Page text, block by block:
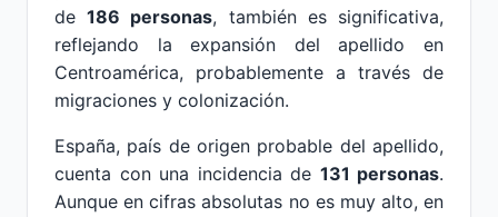
de186 personas, también es significativa,
reflejando la expansión del apellido en
Centroamérica, probablemente a través de
migraciones y colonización.
España, país de origen probable del apellido,
cuenta con una incidencia de 131 personas.
Aunque en cifras absolutas no es muy alto, en